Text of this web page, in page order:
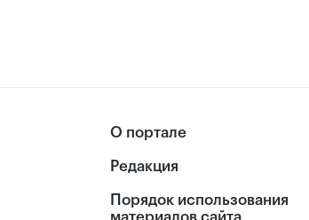
О портале
Редакция
Порядок использования